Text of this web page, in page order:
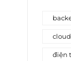
điện